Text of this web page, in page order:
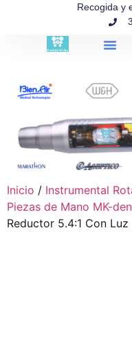
Recogida y
Inicio / Instrumental
Piezas de Mano MK-
Reductor 5.4:1 Con Luz